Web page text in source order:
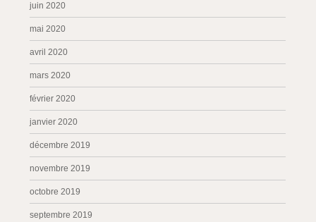
juin 2020
mai 2020
avril 2020
mars 2020
février 2020
janvier 2020
décembre 2019
novembre 2019
octobre 2019
septembre 2019